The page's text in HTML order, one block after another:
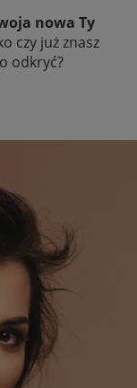
nowa Ty
czy już znasz
odkryć?